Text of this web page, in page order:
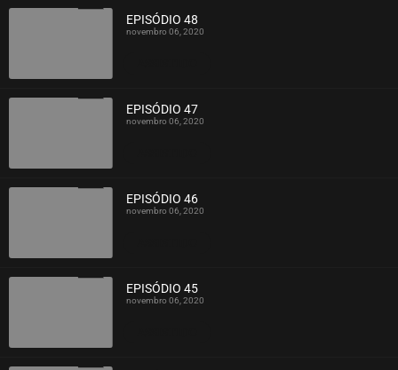
EPISÓDIO 48
novembro 06, 2020
EPISÓDIO 47
novembro 06, 2020
EPISÓDIO 46
novembro 06, 2020
EPISÓDIO 45
novembro 06, 2020